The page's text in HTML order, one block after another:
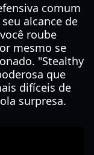
comum
alcance de
roube
mesmo se
"Stealthy
que
difíceis de
surpresa.